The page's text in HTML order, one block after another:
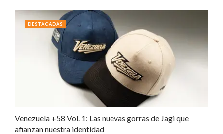
Venezuela +58 Vol. 1: Las nuevas gorras de Jagi que
afianzan nuestra identidad
DESTACADAS